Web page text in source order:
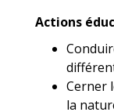
Actions
Cerner
la